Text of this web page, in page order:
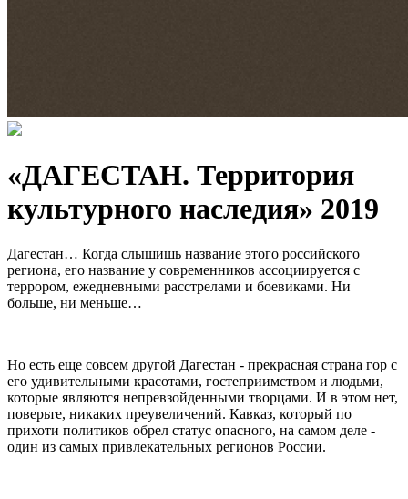
«ДАГЕСТАН. Территория
культурного наследия» 2019
Дагестан… Когда слышишь название этого российского
региона, его название у современников ассоциируется с
террором, ежедневными расстрелами и боевиками. Ни
больше, ни меньше…
Но есть еще совсем другой Дагестан - прекрасная страна гор с
его удивительными красотами, гостеприимством и людьми,
которые являются непревзойденными творцами. И в этом нет,
поверьте, никаких преувеличений. Кавказ, который по
прихоти политиков обрел статус опасного, на самом деле -
один из самых привлекательных регионов России.